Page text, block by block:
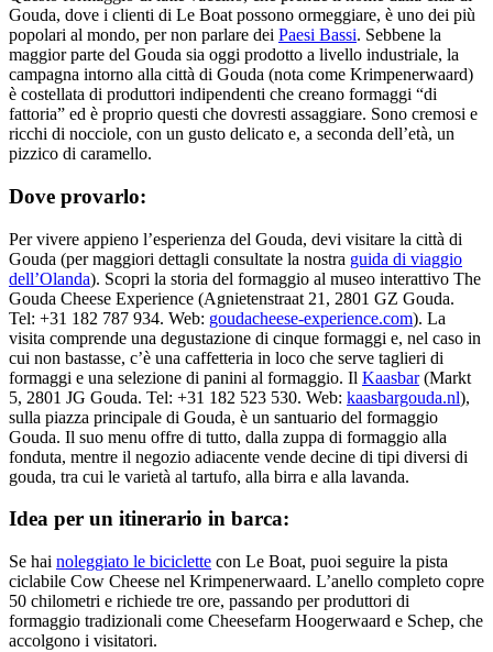
Gouda, dove i clienti di Le Boat possono ormeggiare, è uno dei più
popolari al mondo, per non parlare dei Paesi Bassi. Sebbene la
maggior parte del Gouda sia oggi prodotto a livello industriale, la
campagna intorno alla città di Gouda (nota come Krimpenerwaard)
è costellata di produttori indipendenti che creano formaggi “di
fattoria” ed è proprio questi che dovresti assaggiare. Sono cremosi e
ricchi di nocciole, con un gusto delicato e, a seconda dell’età, un
pizzico di caramello.
Dove provarlo:
Per vivere appieno l’esperienza del Gouda, devi visitare la città di
Gouda (per maggiori dettagli consultate la nostra guida di viaggio
dell’Olanda). Scopri la storia del formaggio al museo interattivo The
Gouda Cheese Experience (Agnietenstraat 21, 2801 GZ Gouda.
Tel: +31 182 787 934. Web: goudacheese-experience.com). La
visita comprende una degustazione di cinque formaggi e, nel caso in
cui non bastasse, c’è una caffetteria in loco che serve taglieri di
formaggi e una selezione di panini al formaggio. Il Kaasbar(Markt
5, 2801 JG Gouda. Tel: +31 182 523 530. Web: kaasbargouda.nl),
sulla piazza principale di Gouda, è un santuario del formaggio
Gouda. Il suo menu offre di tutto, dalla zuppa di formaggio alla
fonduta, mentre il negozio adiacente vende decine di tipi diversi di
gouda, tra cui le varietà al tartufo, alla birra e alla lavanda.
Idea per un itinerario in barca:
Se hai noleggiato le biciclette con Le Boat, puoi seguire la pista
ciclabile Cow Cheese nel Krimpenerwaard. L’anello completo copre
50 chilometri e richiede tre ore, passando per produttori di
formaggio tradizionali come Cheesefarm Hoogerwaard e Schep, che
accolgono i visitatori.